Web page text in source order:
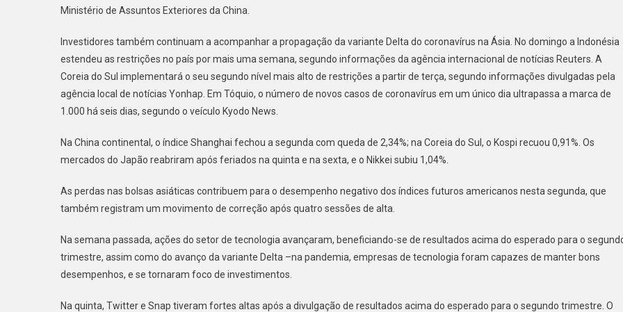
Ministério de Assuntos Exteriores da China.
Investidores também continuam a acompanhar a propagação da variante Delta do coronavírus na Ásia. No domingo a Indonésia
estendeu as restrições no país por mais uma semana, segundo informações da agência internacional de notícias Reuters. A
Coreia do Sul implementará o seu segundo nível mais alto de restrições a partir de terça, segundo informações divulgadas pela
agência local de notícias Yonhap. Em Tóquio, o número de novos casos de coronavírus em um único dia ultrapassa a marca de
1.000 há seis dias, segundo o veículo Kyodo News.
Na China continental, o índice Shanghai fechou a segunda com queda de 2,34%; na Coreia do Sul, o Kospi recuou 0,91%. Os
mercados do Japão reabriram após feriados na quinta e na sexta, e o Nikkei subiu 1,04%.
As perdas nas bolsas asiáticas contribuem para o desempenho negativo dos índices futuros americanos nesta segunda, que
também registram um movimento de correção após quatro sessões de alta.
Na semana passada, ações do setor de tecnologia avançaram, beneficiando-se de resultados acima do esperado para o
trimestre, assim como do avanço da variante Delta –na pandemia, empresas de tecnologia foram capazes de manter bons
desempenhos, e se tornaram foco de investimentos.
Na quinta, Twitter e Snap tiveram fortes altas após a divulgação de resultados acima do esperado para o segundo trimestre. O